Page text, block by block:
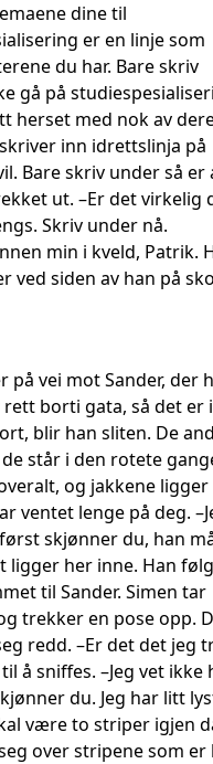
dine til
er en linje som
du har. Bare skriv
gå på
herset med nok av
inn idrettslinja på
Bare skriv under så er
ut. –Er det virkelig
Skriv under nå.
min i kveld, Patrik.
ved siden av han på
på vei mot Sander, der
borti gata, så det er
blir han sliten. De
står i den rotete
og jakkene ligger
ventet lenge på deg.
skjønner du, han
ligger her inne. Han
til Sander. Simen tar
trekker en pose opp.
redd. –Er det det jeg
å sniffes. –Jeg vet ikke
du. Jeg har litt
være to striper igjen
over stripene som er